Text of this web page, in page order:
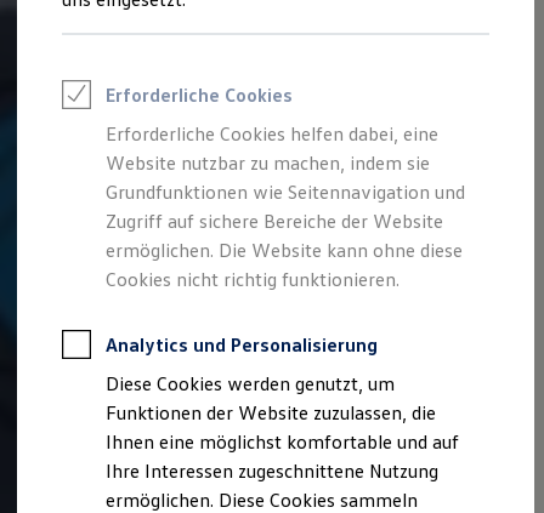
Arbeiten bei VW
Was uns ausmacht
Wir bei Volkswagen
Onboarding und Einarbeitung
Unternehmensbereiche
Standorte
Verhaltensgrundsätze
Karriere Magazin
Talentpool
Deine Bewerbung
Onlinebewerbung: So geht's
Bewerbungstipps
Eine Absage - was nun?
Anreise zu Interview oder AC
Kontakt und Hilfe
Barrierefrei bewerben
Triff unsere Recruiter
Events
Erforderliche Cookies
Erforderliche Cookies helfen dabei, eine
Website nutzbar zu machen, indem sie
Grundfunktionen wie Seitennavigation und
Zugriff auf sichere Bereiche der Website
ermöglichen. Die Website kann ohne diese
Cookies nicht richtig funktionieren.
Analytics und Personalisierung
Diese Cookies werden genutzt, um
Funktionen der Website zuzulassen, die
Ihnen eine möglichst komfortable und auf
Ihre Interessen zugeschnittene Nutzung
ermöglichen. Diese Cookies sammeln